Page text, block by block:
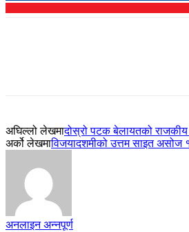
अघिल्लो लेखमादोस्रो पटक बेलायतको राजकीय
अर्को लेखमाविजयादशमीको उत्तम साइत असोज
अनलाइन अन्नपूर्ण